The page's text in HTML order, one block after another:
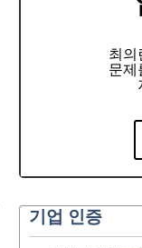
최의
문제
기업 인증